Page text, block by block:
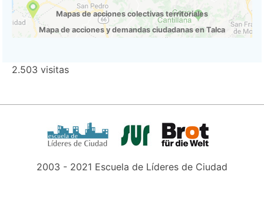
Mapas de acciones colectivas territoriales
Mapa de acciones y demandas ciudadanas en Talca
2.503 visitas
2003 - 2021 Escuela de Líderes de Ciudad